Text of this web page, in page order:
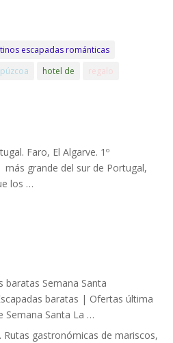
escapadas románticas
hotel de
regalo
Faro, El Algarve. 1º
más grande del sur de Portugal,
los …
baratas Semana Santa
baratas | Ofertas última
Santa La …
Rutas gastronómicas de mariscos,